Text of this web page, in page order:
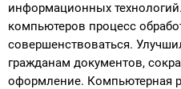
информационных
компьютеров процесс
совершенствоваться.
гражданам документов,
оформление. Компьютерная